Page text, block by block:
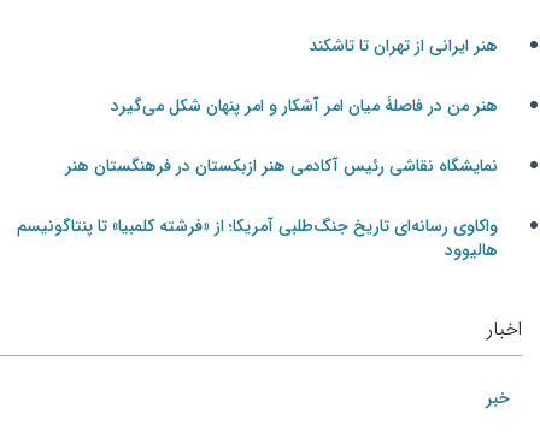
هنر ایرانی از تهران تا تاشکند
هنر من در فاصلۀ میان امر آشکار و امر پنهان شکل می‌گیرد
نمایشگاه نقاشی رئیس آکادمی هنر ازبکستان در فرهنگستان هنر
واکاوی رسانه‌ای تاریخ جنگ‌طلبی آمریکا؛ از «فرشته کلمبیا» تا پنتاگونیسم
هالیوود
اخبار
خبر